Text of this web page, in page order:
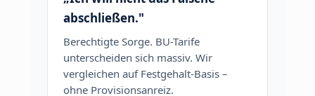
abschließen."
Berechtigte Sorge. BU-Tarife
unterscheiden sich massiv. Wir
vergleichen auf Festgehalt-Basis –
ohne Provisionsanreiz.